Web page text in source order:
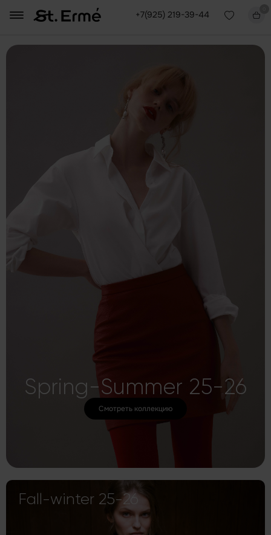
+7(925) 219-39-44
Spring-Summer 25-26
Смотреть коллекцию
Fall-winter 25-26